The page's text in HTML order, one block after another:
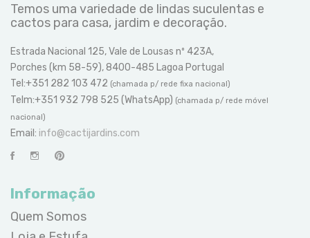
Temos uma variedade de lindas suculentas e
cactos para casa, jardim e decoração.
Estrada Nacional 125, Vale de Lousas nº 423A,
Porches (km 58-59), 8400-485 Lagoa Portugal
Tel:+351 282 103 472 (chamada p/ rede fixa nacional)
Telm:+351 932 798 525 (WhatsApp) (chamada p/ rede móvel
nacional)
Email: info@cactijardins.com
Informação
Quem Somos